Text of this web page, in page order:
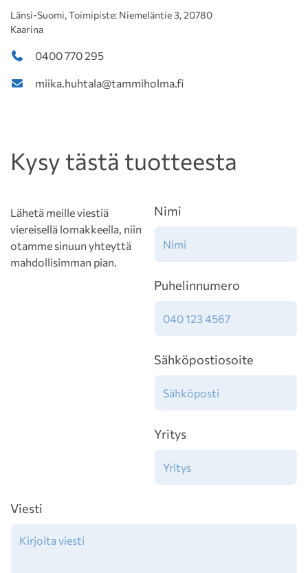
Länsi-Suomi, Toimipiste: Niemeläntie 3, 20780
Kaarina
0400 770 295
miika.huhtala@tammiholma.fi
Kysy tästä tuotteesta
Lähetä meille viestiä
viereisellä lomakkeella, niin
otamme sinuun yhteyttä
mahdollisimman pian.
Nimi
Puhelinnumero
Sähköpostiosoite
Yritys
Viesti